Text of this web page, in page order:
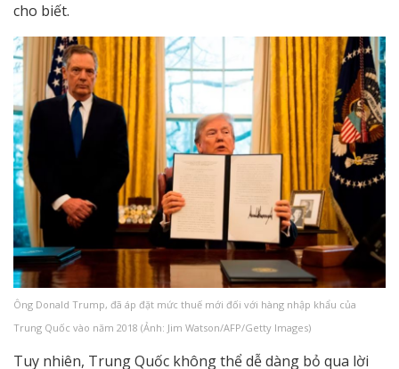
cho biết.
Ông Donald Trump, đã áp đặt mức thuế mới đối với hàng nhập khẩu của
Trung Quốc vào năm 2018 (Ảnh: Jim Watson/AFP/Getty Images)
Tuy nhiên, Trung Quốc không thể dễ dàng bỏ qua lời